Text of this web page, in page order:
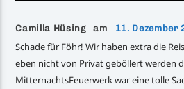
Camilla Hüsing am 11. Dezember
Schade für Föhr! Wir haben extra die
eben nicht von Privat geböllert werden
MitternachtsFeuerwerk war eine tolle